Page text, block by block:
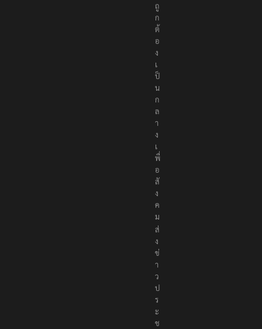
ถู
ก
ต้
อ
ง
เ
ป็
น
ก
ล
า
ง
เ
พื่
อ
สั
ง
ค
ม
ส่
ง
ข่
า
ว
ป
ร
ะ
ช